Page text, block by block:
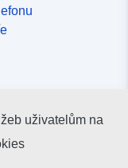
sociálních médiích
uživatelům na